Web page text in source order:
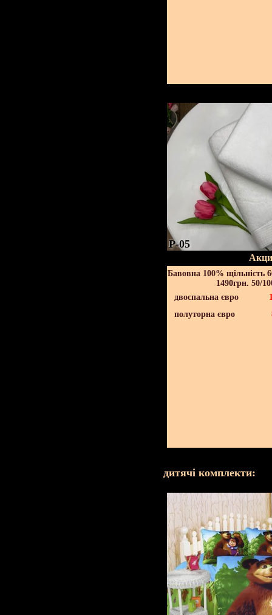
P-05
Бавовна 100% щільність
1490грн. 50/
двоспальна євро
полуторна євро
дитячі комплекти: